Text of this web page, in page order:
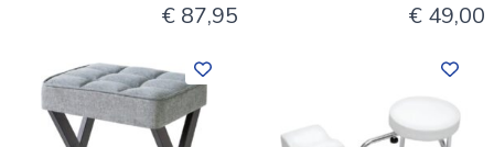
€ 87,95 € 49,00